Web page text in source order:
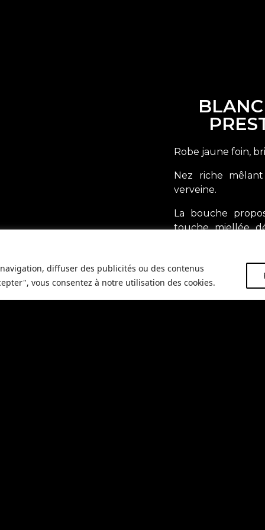
diffuser des publicités ou des contenus
vous consentez à notre utilisation des cookies.
Robe jaune foin,
Nez riche
verveine.
La bouche
touche miellée
Vin gourmand